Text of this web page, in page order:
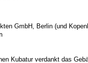
GmbH, Berlin (und
Kubatur verdankt das